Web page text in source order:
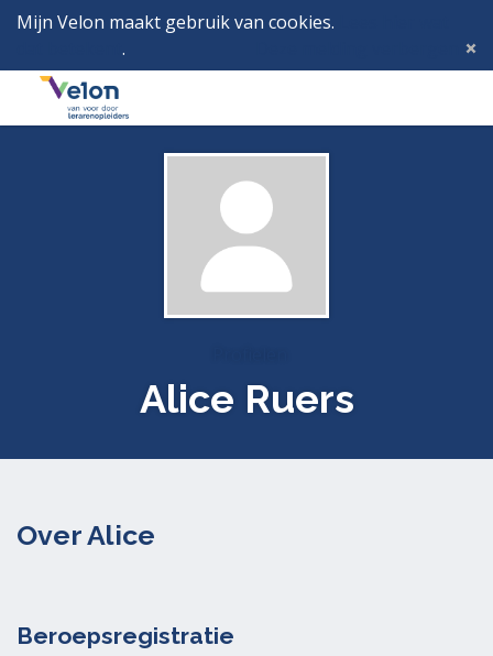
Mijn Velon maakt gebruik van cookies.
.
Menu
Alice Ruers
Over Alice
Beroepsregistratie